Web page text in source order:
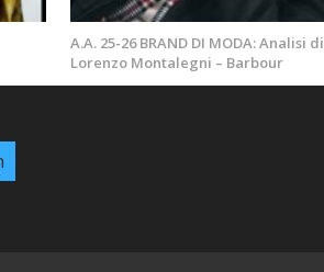
A.A. 25-26 BRAND DI MODA: Analisi di
Lorenzo Montalegni – Barbour